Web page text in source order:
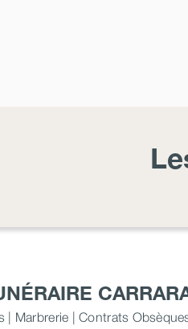
| Marbrerie | Contrats